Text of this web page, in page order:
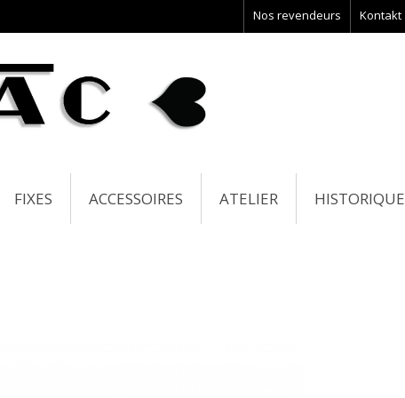
Kontakt
Nos revendeurs
FIXES ACCESSOIRES ATELIER HISTORIQUE